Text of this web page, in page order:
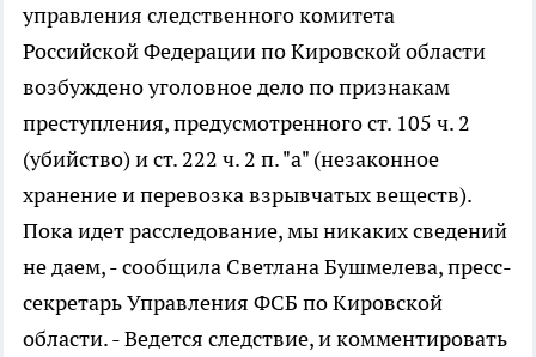
управления следственного комитета
Российской Федерации по Кировской области
возбуждено уголовное дело по признакам
преступления, предусмотренного ст. 105 ч. 2
(убийство) и ст. 222 ч. 2 п. "а" (незаконное
хранение и перевозка взрывчатых веществ).
Пока идет расследование, мы никаких сведений
не даем, - сообщила Светлана Бушмелева, пресс-
секретарь Управления ФСБ по Кировской
области. - Ведется следствие, и комментировать